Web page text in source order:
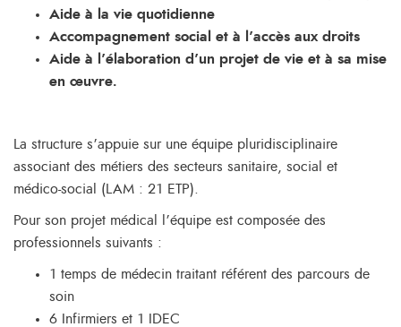
Aide à la vie quotidienne
Accompagnement social et à l’accès aux droits
Aide à l’élaboration d’un projet de vie et à sa mise
en œuvre.
La structure s’appuie sur une équipe pluridisciplinaire
associant des métiers des secteurs sanitaire, social et
médico-social (LAM : 21 ETP).
Pour son projet médical l’équipe est composée des
professionnels suivants :
1 temps de médecin traitant référent des parcours de
soin
6 Infirmiers et 1 IDEC